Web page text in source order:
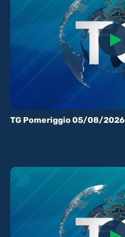
TG Pomeriggio 05/08/2026